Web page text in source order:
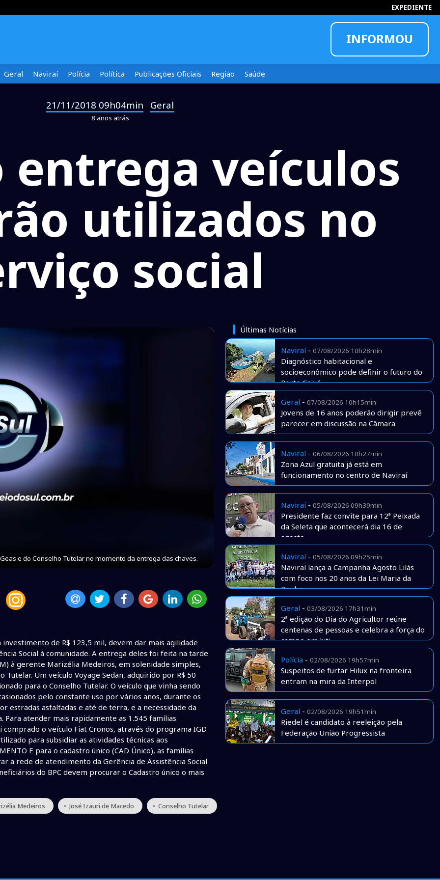
EXPEDIENTE
INFORMOU
Geral Naviraí Polícia Política Publicações Oficiais Região Saúde
21/11/2018 09h04min Geral
8 anos atrás
veículos
utilizados no
social
e do Conselho Tutelar no momento da entrega das chaves.
de R$ 123,5 mil, devem dar mais agilidade
Social à comunidade. A entrega deles foi feita na tarde
à gerente Marizélia Medeiros, em solenidade simples,
Um veículo Voyage Sedan, adquirido por R$ 50
para o Conselho Tutelar. O veículo que vinha sendo
pelo constante uso por vários anos, durante os
estradas asfaltadas e até de terra, e a necessidade da
Para atender mais rapidamente as 1.545 famílias
o veículo Fiat Cronos, através do programa IGD
para subsidiar as atividades técnicas aos
E para o cadastro único (CAD Único), as famílias
a rede de atendimento da Gerência de Assistência Social
do BPC devem procurar o Cadastro único o mais
Medeiros • José Izauri de Macedo • Conselho Tutelar
Últimas Notícias
Naviraí- 07/08/2026 10h28min
Diagnóstico habitacional e
socioeconômico pode definir o futuro do
Porto Caiuá
Geral - 07/08/2026 10h15min
Jovens de 16 anos poderão dirigir prevê
parecer em discussão na Câmara
Naviraí- 06/08/2026 10h27min
Zona Azul gratuita já está em
funcionamento no centro de Naviraí
Naviraí- 05/08/2026 09h39min
Presidente faz convite para 12ª Peixada
da Seleta que acontecerá dia 16 de
agosto
Naviraí- 05/08/2026 09h25min
Naviraí lança a Campanha Agosto Lilás
com foco nos 20 anos da Lei Maria da
Penha
Geral - 03/08/2026 17h31min
2ª edição do Dia do Agricultor reúne
centenas de pessoas e celebra a força do
campo em Juti
Polícia - 02/08/2026 19h57min
Suspeitos de furtar Hilux na fronteira
entram na mira da Interpol
Geral - 02/08/2026 19h51min
Riedel é candidato à reeleição pela
Federação União Progressista